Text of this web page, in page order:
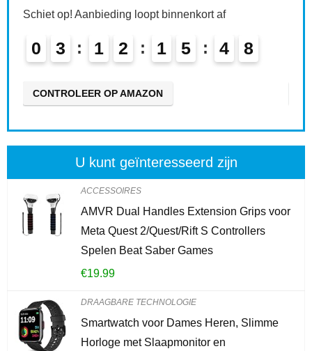
Schiet op! Aanbieding loopt binnenkort af
0 3 1 2 1 5 4 7
CONTROLEER OP AMAZON
U kunt geïnteresseerd zijn
ACCESSOIRES
AMVR Dual Handles Extension Grips voor
Meta Quest 2/Quest/Rift S Controllers
Spelen Beat Saber Games
€19.99
DRAAGBARE TECHNOLOGIE
Smartwatch voor Dames Heren, Slimme
Horloge met Slaapmonitor en